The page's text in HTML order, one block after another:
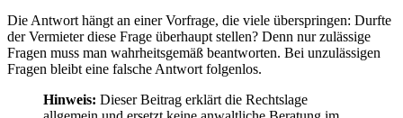
Die Antwort hängt an einer Vorfrage, die viele überspringen: Durfte
der Vermieter diese Frage überhaupt stellen? Denn nur zulässige
Fragen muss man wahrheitsgemäß beantworten. Bei unzulässigen
Fragen bleibt eine falsche Antwort folgenlos.
Hinweis: Dieser Beitrag erklärt die Rechtslage